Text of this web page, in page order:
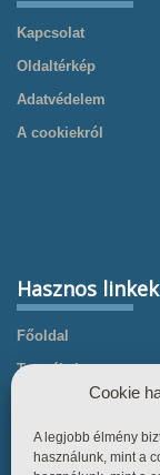
Kapcsolat
Oldaltérkép
Adatvédelem
A cookiekról
Hasznos linkek
Főoldal
Termékek
Referenciák
Tudástár
Üzletszabályzat
Cookie
A legjobb élmény
használunk, mint a